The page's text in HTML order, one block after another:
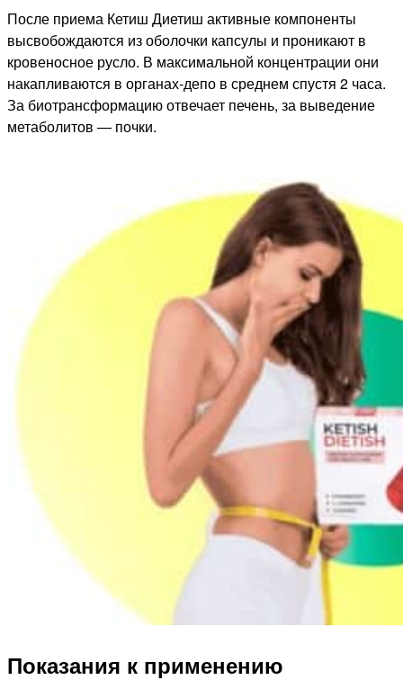
После приема Кетиш Диетиш активные компоненты
высвобождаются из оболочки капсулы и проникают в
кровеносное русло. В максимальной концентрации они
накапливаются в органах-депо в среднем спустя 2 часа.
За биотрансформацию отвечает печень, за выведение
метаболитов — почки.
Показания к применению